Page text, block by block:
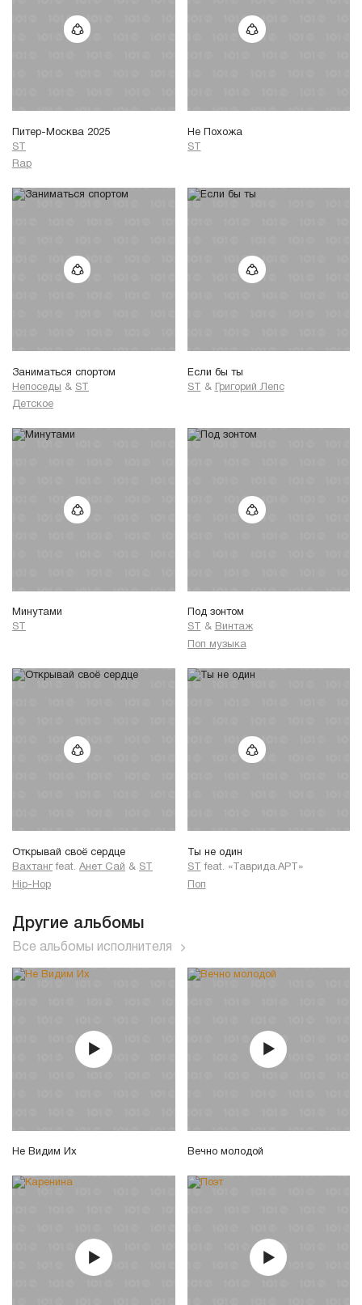
Питер-Москва 2025
ST
Rap
Не Похожа
ST
Заниматься спортом
Непоседы & ST
Детское
Если бы ты
ST
& Григорий Лепс
Минутами
ST
Под зонтом
ST
& Винтаж
Поп музыка
Открывай своё сердце
Вахтанг feat. Анет Сай & ST
Hip-Hop
Ты не один
ST
feat. «Таврида.АРТ»
Поп
Другие альбомы
Все альбомы исполнителя
Не Видим Их Вечно молодой